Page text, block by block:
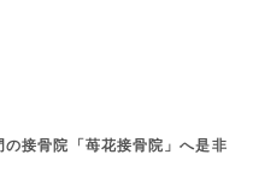
接骨院「苺花接骨院」へ是非